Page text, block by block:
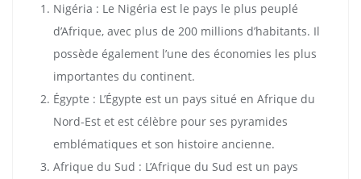
Nigéria : Le Nigéria est le pays le plus peuplé
d’Afrique, avec plus de 200 millions d’habitants. Il
possède également l’une des économies les plus
importantes du continent.
Égypte : L’Égypte est un pays situé en Afrique du
Nord-Est et est célèbre pour ses pyramides
emblématiques et son histoire ancienne.
Afrique du Sud : L’Afrique du Sud est un pays